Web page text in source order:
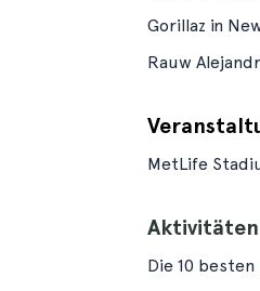
Gorillaz in
Rauw
MetLife
Aktivitäten
Die 10